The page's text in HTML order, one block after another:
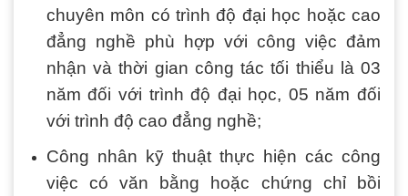
chuyên môn có trình độ đại học hoặc cao
đẳng nghề phù hợp với công việc đảm
nhận và thời gian công tác tối thiểu là 03
năm đối với trình độ đại học, 05 năm đối
với trình độ cao đẳng nghề;
Công nhân kỹ thuật thực hiện các công
việc có văn bằng hoặc chứng chỉ bồi